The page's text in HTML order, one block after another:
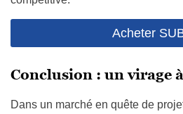
Acheter
Conclusion : un virage
Dans un marché en quête de